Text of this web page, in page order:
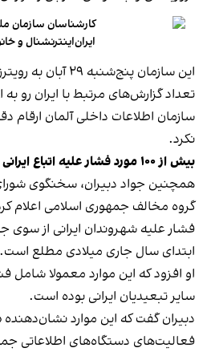
کارشناسان سازمان
ایران‌اینترنشنال و
این سازمان پنج‌شنبه
تعداد گزارش‌های مرتبط با ایران رو
سازمان اطلاعات داخلی آلمان ارقام
نکرد.
بیش از ۱۰۰ مورد فشار علیه اتباع ایرانی در کمتر از یک سال
همچنین جواد دبیران، سخنگوی
فشار علیه شهروندان ایرانی از سوی
ابتدای سال جاری میلادی مطلع است.
او افزود که این موارد معمولا شامل
سایر تبعیدیان ایرانی بوده است.
دبیران گفت که این موارد
فعالیت‌های دستگاه‌های اطلاعاتی